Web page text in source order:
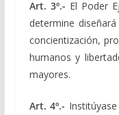
Art. 3º.- El Poder
determine
concientización,
humanos y
mayores.
Art. 4º.-